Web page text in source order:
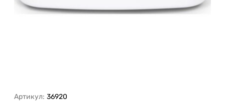
Артикул: 36920